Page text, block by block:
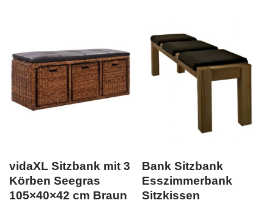
vidaXL Sitzbank mit 3
Körben Seegras
105×40×42 cm Braun
Bank Sitzbank
Esszimmerbank
Sitzkissen